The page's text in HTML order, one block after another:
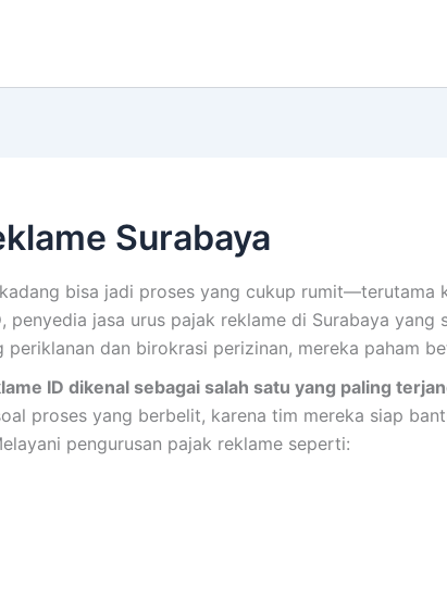
Surabaya
bisa jadi proses yang cukup rumit—terutama
, penyedia jasa urus pajak reklame di Surabaya
dan birokrasi perizinan, mereka paham
ID dikenal sebagai salah satu yang paling
proses yang berbelit, karena tim mereka siap
pengurusan pajak reklame seperti: